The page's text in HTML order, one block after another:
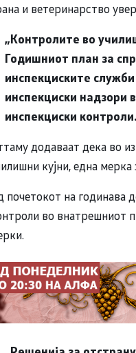
и ветеринарство
„Контролите во
Годишниот план за
инспекциските
инспекциски надзори
инспекциски
додаваат дека во
кујни, една
почетокот на годинава
во внатрешниот